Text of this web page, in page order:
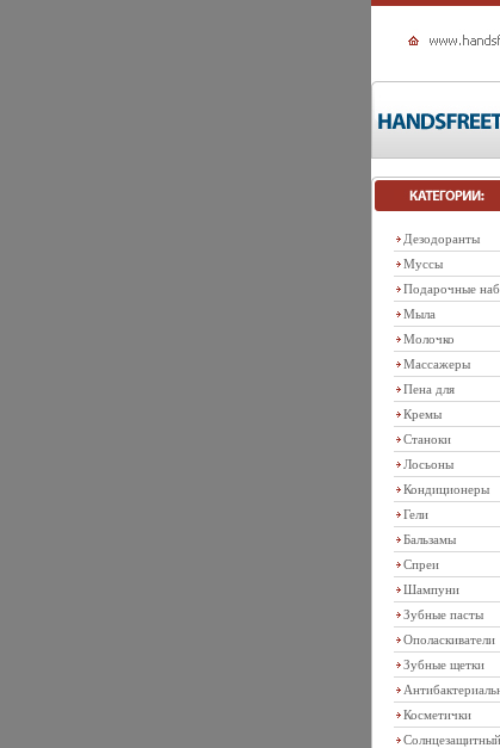
Дезодоранты
Муссы
Подарочные
Мыла
Молочко
Массажеры
Пена для
Кремы
Станоки
Лосьоны
Кондиционеры
Гели
Бальзамы
Спреи
Шампуни
Зубные пасты
Ополаскиватели
Зубные щетки
Косметички